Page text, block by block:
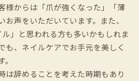
様からは「爪が強くなった」「薄
お声をいただいています。また、
ル」と思われる方も多いかもしれま
も、ネイルケアでお手元を美しく
は辞めることを考えた時期もあり